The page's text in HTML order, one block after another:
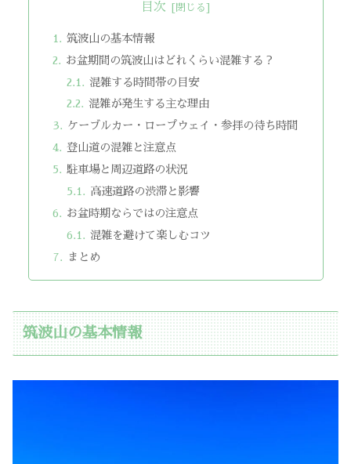
目次
筑波山の基本情報
お盆期間の筑波山はどれくらい混雑する？
混雑する時間帯の目安
混雑が発生する主な理由
ケーブルカー・ロープウェイ・参拝の待ち時間
登山道の混雑と注意点
駐車場と周辺道路の状況
高速道路の渋滞と影響
お盆時期ならではの注意点
混雑を避けて楽しむコツ
まとめ
筑波山の基本情報